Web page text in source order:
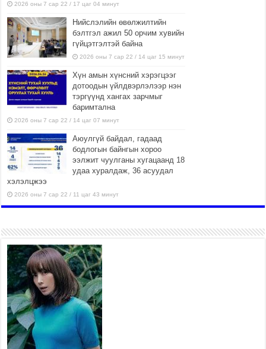
2026 оны 7 сар 22 / 17 цаг 04 минут
Нийслэлийн өвөлжилтийн
бэлтгэл ажил 50 орчим хувийн
гүйцэтгэлтэй байна
2026 оны 7 сар 22 / 14 цаг 15 минут
Хүн амын хүнсний хэрэгцээг
дотоодын үйлдвэрлэлээр нэн
тэргүүнд хангах зарчмыг
баримтална
2026 оны 7 сар 22 / 14 цаг 07 минут
Аюулгүй байдал, гадаад
бодлогын байнгын хороо
ээлжит чуулганы хугацаанд 18
удаа хуралдаж, 36 асуудал
хэлэлцжээ
2026 оны 7 сар 22 / 11 цаг 43 минут
боломжтой-Хүүхэд хөгжүүлэх
төв” байгуулах төсөлд төр,
хувийн хэвшлийн түншлэлийн хүрээнд хамтран
ажиллахыг урьж байна
2026 оны 7 сар 22 / 9 цаг 28 минут
Б.Пүрэвдагва: “Урт цагаан”-ыг
залуучууд чөлөөт цагаа
өнгөрүүлдэг, жуулчид зорьж
ирдэг цэг болгоно
2026 оны 7 сар 21 / 16 цаг 47 минут